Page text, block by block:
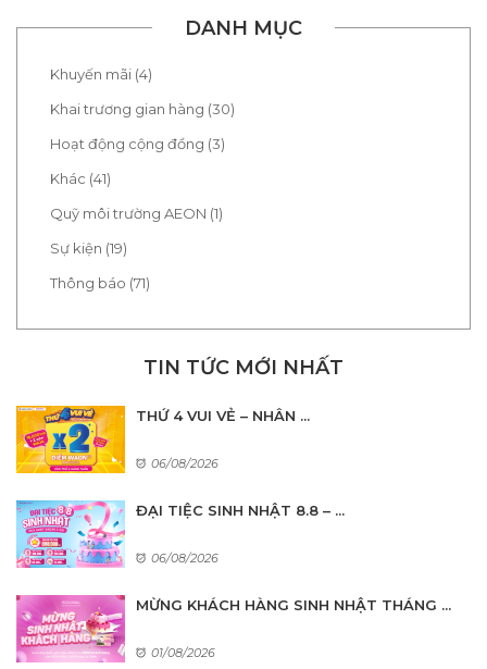
DANH MỤC
Khuyến mãi (4)
Khai trương gian hàng (30)
Hoạt động cộng đồng (3)
Khác (41)
Quỹ môi trường AEON (1)
Sự kiện (19)
Thông báo (71)
TIN TỨC MỚI NHẤT
THỨ 4 VUI VẺ – NHÂN ...
06/08/2026
ĐẠI TIỆC SINH NHẬT 8.8 – ...
06/08/2026
MỪNG KHÁCH HÀNG SINH NHẬT THÁNG ...
01/08/2026